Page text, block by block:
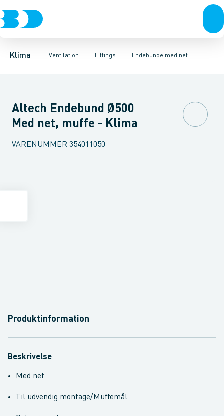
Klima Ventilation
Ventilation VarmepumperElKlimaværktøjBiokedler &
Fittings
Fittings RørSlangerSpjældLyddæmpereVentilerRiste
Endebunde med net
RørBøjninger 90gr.Bøjninger 60gr. Bøjninger 45gr.Bøjninger
Altech Endebund Ø500
Med net, muffe - Klima
VARENUMMER 354011050
Produktinformation
Beskrivelse
Med net
Til udvendig montage/Muffemål